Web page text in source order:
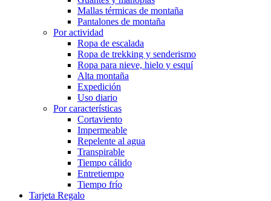
Mallas térmicas de montaña
Pantalones de montaña
Por actividad
Ropa de escalada
Ropa de trekking y senderismo
Ropa para nieve, hielo y esquí
Alta montaña
Expedición
Uso diario
Por características
Cortaviento
Impermeable
Repelente al agua
Transpirable
Tiempo cálido
Entretiempo
Tiempo frío
Tarjeta Regalo